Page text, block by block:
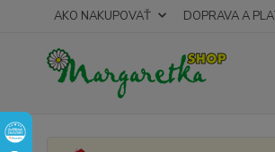
AKO NAKUPOVAŤ DOPRAVA A